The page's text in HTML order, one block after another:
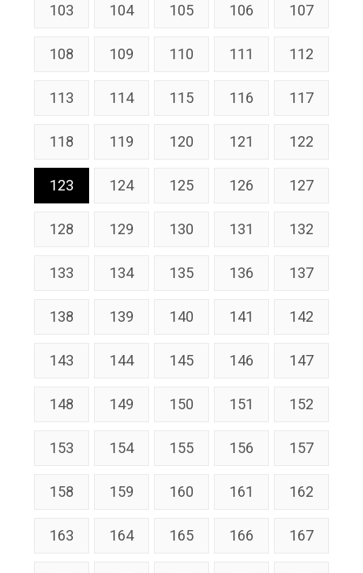
103 104 105 106 107
108 109 110 111 112
113 114 115 116 117
118 119 120 121 122
123 124 125 126 127
128 129 130 131 132
133 134 135 136 137
138 139 140 141 142
143 144 145 146 147
148 149 150 151 152
153 154 155 156 157
158 159 160 161 162
163 164 165 166 167